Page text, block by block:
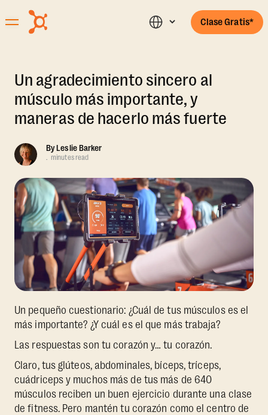
Clase Gratis*
Un agradecimiento sincero al
músculo más importante, y
maneras de hacerlo más fuerte
ByLeslie Barker
. minutes read
Un pequeño cuestionario: ¿Cuál de tus músculos es el
más importante? ¿Y cuál es el que más trabaja?
Las respuestas son tu corazón y… tu corazón.
Claro, tus glúteos, abdominales, bíceps, tríceps,
cuádriceps y muchos más de tus más de 640
músculos reciben un buen ejercicio durante una clase
de fitness. Pero mantén tu corazón como el centro de